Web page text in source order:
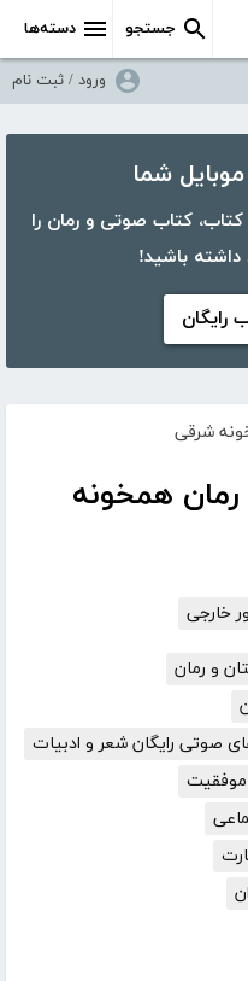
دسته‌ها جستجو
ورود / ثبت نام
با اپلیکیشن کتابراه، بیش از ۵۰،۰۰۰ کتاب، کتاب صوتی و رمان را
داشته باشید!
رایگان
شرقی
رمان همخونه
خارجی
و رمان
صوتی رایگان شعر و ادبیات
موفقیت